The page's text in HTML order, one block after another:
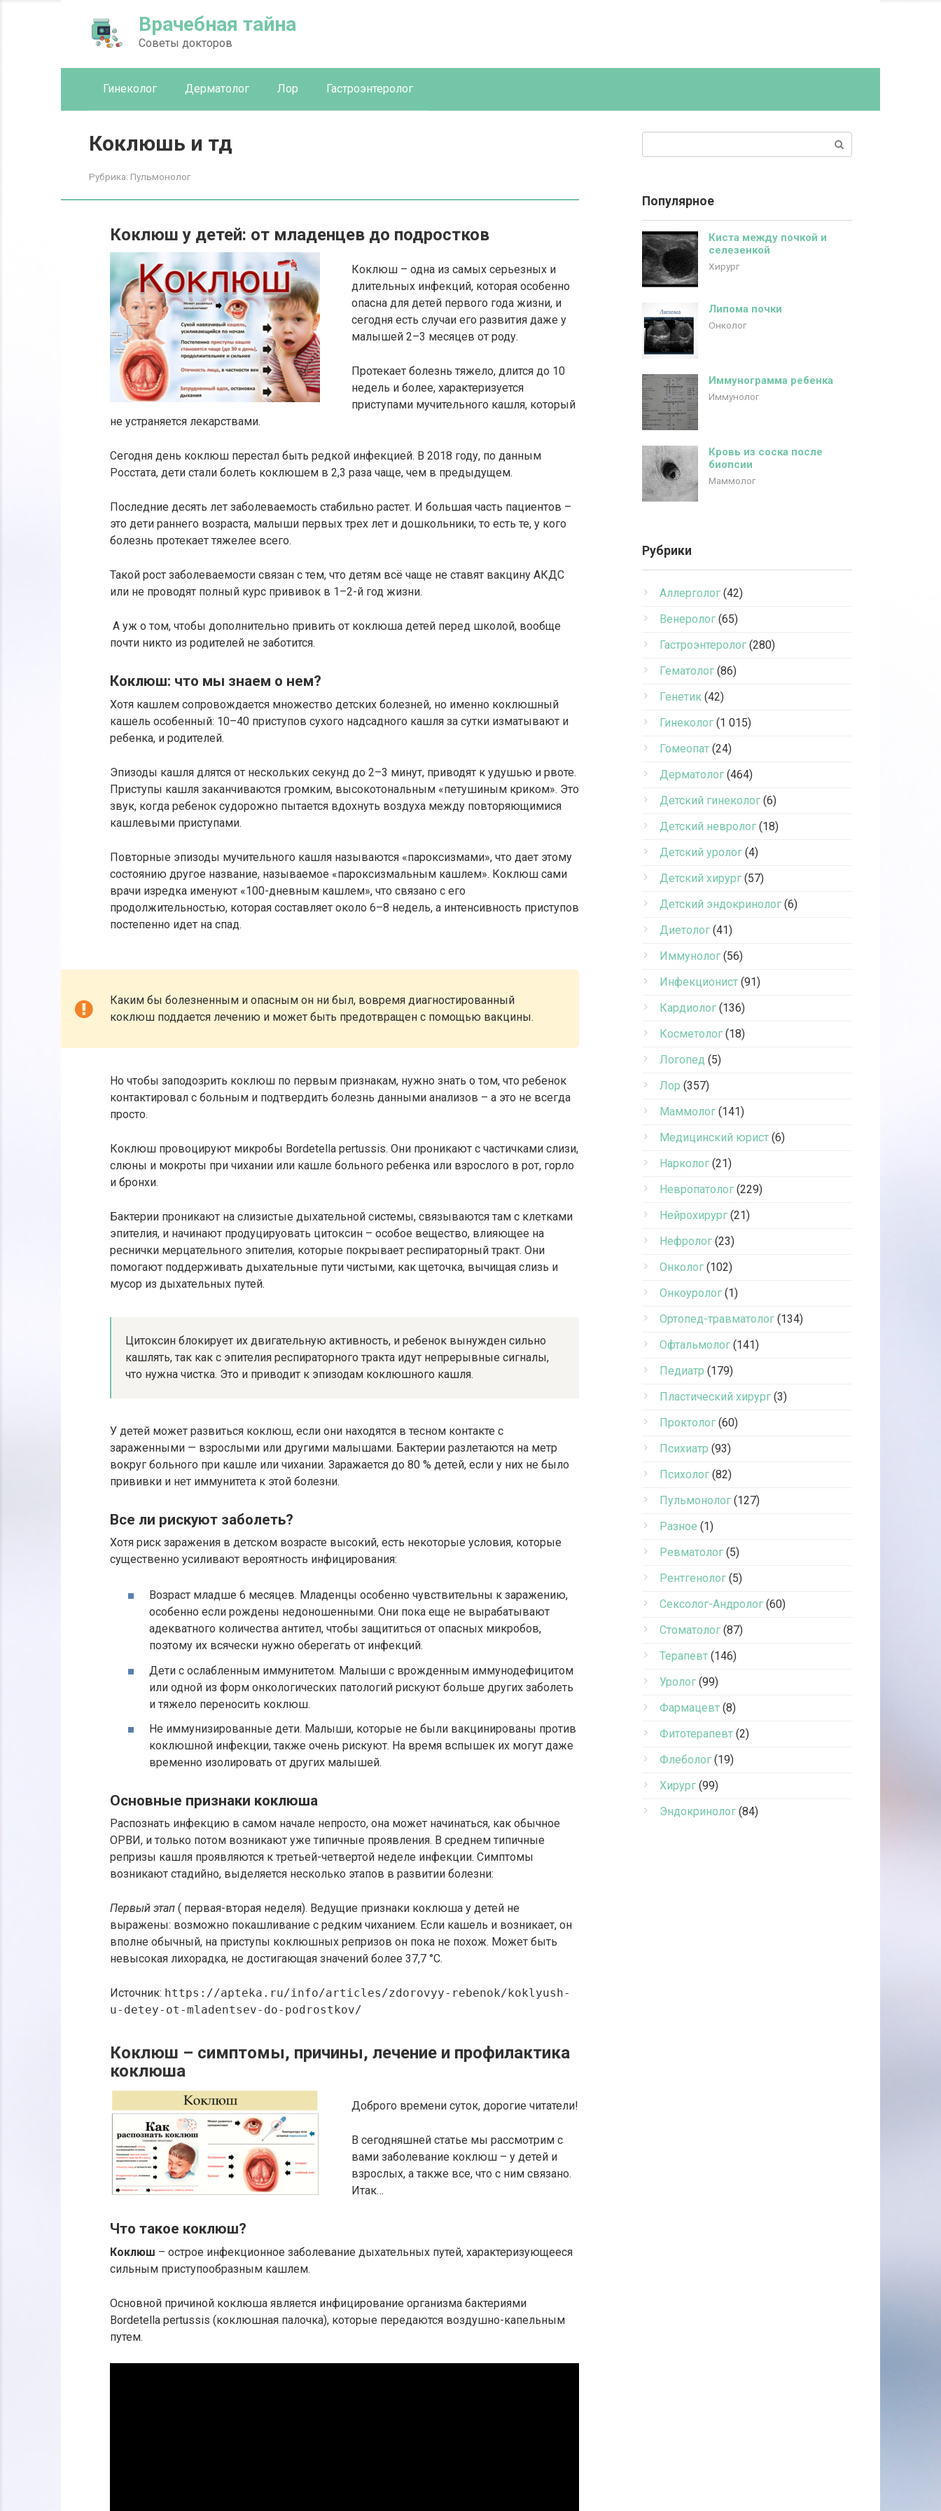
Врачебная тайна
Советы докторов
Гинеколог Дерматолог Лор Гастроэнтеролог
Коклюшь и тд
Рубрика: Пульмонолог
Коклюш у детей: от младенцев до подростков
Коклюш – одна из самых серьезных и
длительных инфекций, которая особенно
опасна для детей первого года жизни, и
сегодня есть случаи его развития даже у
малышей 2–3 месяцев от роду.
Протекает болезнь тяжело, длится до 10
недель и более, характеризуется
приступами мучительного кашля, который
не устраняется лекарствами.
Сегодня день коклюш перестал быть редкой инфекцией. В 2018 году, по данным
Росстата, дети стали болеть коклюшем в 2,3 раза чаще, чем в предыдущем.
Последние десять лет заболеваемость стабильно растет. И большая часть пациентов –
это дети раннего возраста, малыши первых трех лет и дошкольники, то есть те, у кого
болезнь протекает тяжелее всего.
Такой рост заболеваемости связан с тем, что детям всё чаще не ставят вакцину АКДС
или не проводят полный курс прививок в 1–2-й год жизни.
А уж о том, чтобы дополнительно привить от коклюша детей перед школой, вообще
почти никто из родителей не заботится.
Коклюш: что мы знаем о нем?
Хотя кашлем сопровождается множество детских болезней, но именно коклюшный
кашель особенный: 10–40 приступов сухого надсадного кашля за сутки изматывают и
ребенка, и родителей.
Эпизоды кашля длятся от нескольких секунд до 2–3 минут, приводят к удушью и рвоте.
Приступы кашля заканчиваются громким, высокотональным «петушиным криком». Это
звук, когда ребенок судорожно пытается вдохнуть воздуха между повторяющимися
кашлевыми приступами.
Повторные эпизоды мучительного кашля называются «пароксизмами», что дает этому
состоянию другое название, называемое «пароксизмальным кашлем». Коклюш сами
врачи изредка именуют «100-дневным кашлем», что связано с его
продолжительностью, которая составляет около 6–8 недель, а интенсивность приступов
постепенно идет на спад.
Каким бы болезненным и опасным он ни был, вовремя диагностированный
коклюш поддается лечению и может быть предотвращен с помощью вакцины.
Но чтобы заподозрить коклюш по первым признакам, нужно знать о том, что ребенок
контактировал с больным и подтвердить болезнь данными анализов – а это не всегда
просто.
Коклюш провоцируют микробы Bordetella pertussis. Они проникают с частичками слизи,
слюны и мокроты при чихании или кашле больного ребенка или взрослого в рот, горло
и бронхи.
Бактерии проникают на слизистые дыхательной системы, связываются там с клетками
эпителия, и начинают продуцируовать цитоксин – особое вещество, влияющее на
реснички мерцательного эпителия, которые покрывает респираторный тракт. Они
помогают поддерживать дыхательные пути чистыми, как щеточка, вычищая слизь и
мусор из дыхательных путей.
Цитоксин блокирует их двигательную активность, и ребенок вынужден сильно
кашлять, так как с эпителия респираторного тракта идут непрерывные сигналы,
что нужна чистка. Это и приводит к эпизодам коклюшного кашля.
У детей может развиться коклюш, если они находятся в тесном контакте с
зараженными — взрослыми или другими малышами. Бактерии разлетаются на метр
вокруг больного при кашле или чихании. Заражается до 80 % детей, если у них не было
прививки и нет иммунитета к этой болезни.
Все ли рискуют заболеть?
Хотя риск заражения в детском возрасте высокий, есть некоторые условия, которые
существенно усиливают вероятность инфицирования:
Возраст младше 6 месяцев. Младенцы особенно чувствительны к заражению,
особенно если рождены недоношенными. Они пока еще не вырабатывают
адекватного количества антител, чтобы защититься от опасных микробов,
поэтому их всячески нужно оберегать от инфекций.
Дети с ослабленным иммунитетом. Малыши с врожденным иммунодефицитом
или одной из форм онкологических патологий рискуют больше других заболеть
и тяжело переносить коклюш.
Не иммунизированные дети. Малыши, которые не были вакцинированы против
коклюшной инфекции, также очень рискуют. На время вспышек их могут даже
временно изолировать от других малышей.
Основные признаки коклюша
Распознать инфекцию в самом начале непросто, она может начинаться, как обычное
ОРВИ, и только потом возникают уже типичные проявления. В среднем типичные
репризы кашля проявляются к третьей-четвертой неделе инфекции. Симптомы
возникают стадийно, выделяется несколько этапов в развитии болезни:
Первый этап ( первая-вторая неделя). Ведущие признаки коклюша у детей не
выражены: возможно покашливание с редким чиханием. Если кашель и возникает, он
вполне обычный, на приступы коклюшных репризов он пока не похож. Может быть
невысокая лихорадка, не достигающая значений более 37,7 °C.
Источник: https://apteka.ru/info/articles/zdorovyy-rebenok/koklyush-
u-detey-ot-mladentsev-do-podrostkov/
Коклюш – симптомы, причины, лечение и профилактика
коклюша
Доброго времени суток, дорогие читатели!
В сегодняшней статье мы рассмотрим с
вами заболевание коклюш – у детей и
взрослых, а также все, что с ним связано.
Итак…
Что такое коклюш?
Коклюш – острое инфекционное заболевание дыхательных путей, характеризующееся
сильным приступообразным кашлем.
Основной причиной коклюша является инфицирование организма бактериями
Bordetella pertussis (коклюшная палочка), которые передаются воздушно-капельным
путем.
Популярное
Киста между почкой и
селезенкой
Хирург
Липома почки
Онколог
Иммунограмма ребенка
Иммунолог
Кровь из соска после
биопсии
Маммолог
Рубрики
Аллерголог (42)
Венеролог (65)
Гастроэнтеролог (280)
Гематолог (86)
Генетик (42)
Гинеколог (1 015)
Гомеопат (24)
Дерматолог (464)
Детский гинеколог (6)
Детский невролог (18)
Детский уролог (4)
Детский хирург (57)
Детский эндокринолог (6)
Диетолог (41)
Иммунолог (56)
Инфекционист (91)
Кардиолог (136)
Косметолог (18)
Логопед (5)
Лор (357)
Маммолог (141)
Медицинский юрист (6)
Нарколог (21)
Невропатолог (229)
Нейрохирург (21)
Нефролог (23)
Онколог (102)
Онкоуролог (1)
Ортопед-травматолог (134)
Офтальмолог (141)
Педиатр (179)
Пластический хирург (3)
Проктолог (60)
Психиатр (93)
Психолог (82)
Пульмонолог (127)
Разное (1)
Ревматолог (5)
Рентгенолог (5)
Сексолог-Андролог (60)
Стоматолог (87)
Терапевт (146)
Уролог (99)
Фармацевт (8)
Фитотерапевт (2)
Флеболог (19)
Хирург (99)
Эндокринолог (84)